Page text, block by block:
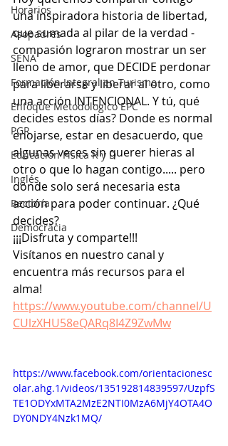
Horarios
Asopadres
SENA
Formación Integral en Turismo
Enfoque Metodologico EPC
PGR
Educación Física R y D
Inglés
Rectoría
Democracia
una inspiradora historia de libertad,
que sumada al pilar de la verdad -
compasión lograron mostrar un ser
lleno de amor, que DECIDE perdonar
para liberarse y liberar al otro, como
una acción INTENCIONAL. Y tú, qué
decides estos días? Donde es normal
enojarse, estar en desacuerdo, que
algunas veces sin querer hieras al
otro o que lo hagan contigo..... pero
donde solo será necesaria esta
acción para poder continuar. ¿Qué
decides?
¡¡¡Disfruta y comparte!!!
Visítanos en nuestro canal y
encuentra más recursos para el
alma!
https://www.youtube.com/channel/U
CUlzXHU58eQARq8I4Z9ZwMw
https://www.facebook.com/orientacionesc
olar.ahg.1/videos/135192814839597/UzpfS
TE1ODYxMTA2MzE2NTI0MzA6MjY4OTA4O
DY0NDY4Nzk1MQ/